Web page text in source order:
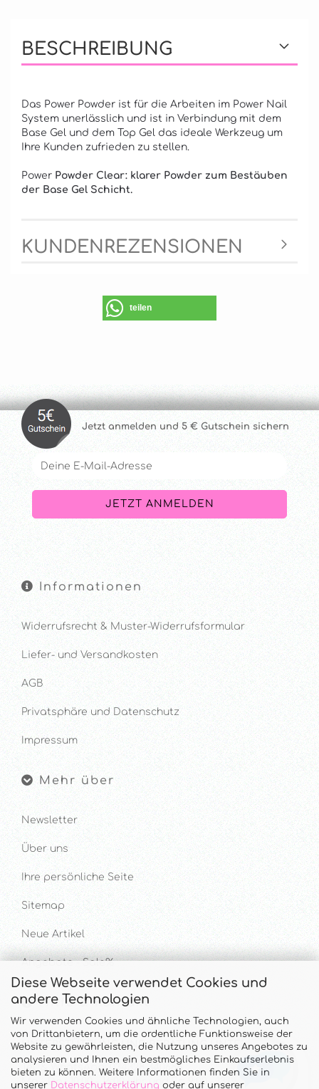
Diese Webseite verwendet Cookies und
andere Technologien
Wir verwenden Cookies und ähnliche Technologien, auch
von Drittanbietern, um die ordentliche Funktionsweise der
Website zu gewährleisten, die Nutzung unseres Angebotes zu
analysieren und Ihnen ein bestmögliches Einkaufserlebnis
bieten zu können. Weitere Informationen finden Sie in
unserer Datenschutzerklärung oder auf unserer
BESCHREIBUNG
Das Power Powder ist für die Arbeiten im Power Nail
System unerlässlich und ist in Verbindung mit dem
Base Gel und dem Top Gel das ideale Werkzeug um
Ihre Kunden zufrieden zu stellen.
Power Powder Clear: klarer Powder zum Bestäuben
der Base Gel Schicht.
KUNDENREZENSIONEN
teilen
Jetzt anmelden und 5 € Gutschein sichern
Informationen
Widerrufsrecht & Muster-Widerrufsformular
Liefer- und Versandkosten
AGB
Privatsphäre und Datenschutz
Impressum
Mehr über
Newsletter
Über uns
Ihre persönliche Seite
Sitemap
Neue Artikel
Angebote - Sale%
Hilfe & Kontakt
UNTERSTÜTZUNG UND BERATUNG UNTER
Tel. & WhatsApp: 034328 340688
Mo - Do.: 10:00 - 16:00 Uhr und Fr.: 9:00 - 13:00 Uhr